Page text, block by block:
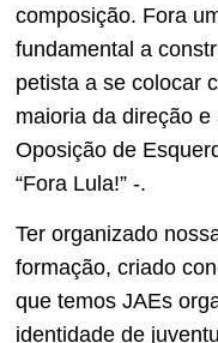
composição. Fora
fundamental a
petista a se colocar
maioria da direção
Oposição de
“Fora Lula!” -.
Ter organizado
formação, criado
que temos JAEs
identidade de